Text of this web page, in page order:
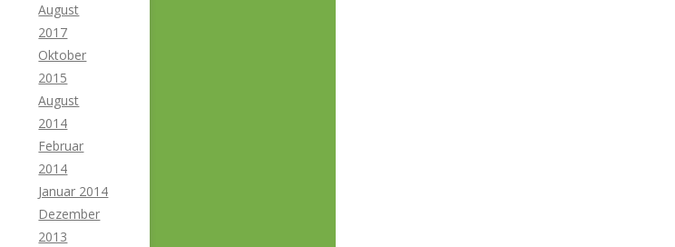
August
2017
Oktober
2015
August
2014
Februar
2014
Januar 2014
Dezember
2013